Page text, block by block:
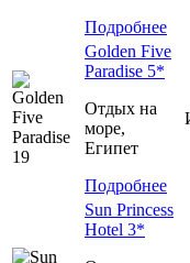
Подробнее
Golden Five
Paradise 5*
Отдых на
море,
Египет
Подробнее
Sun Princess
Hotel 3*